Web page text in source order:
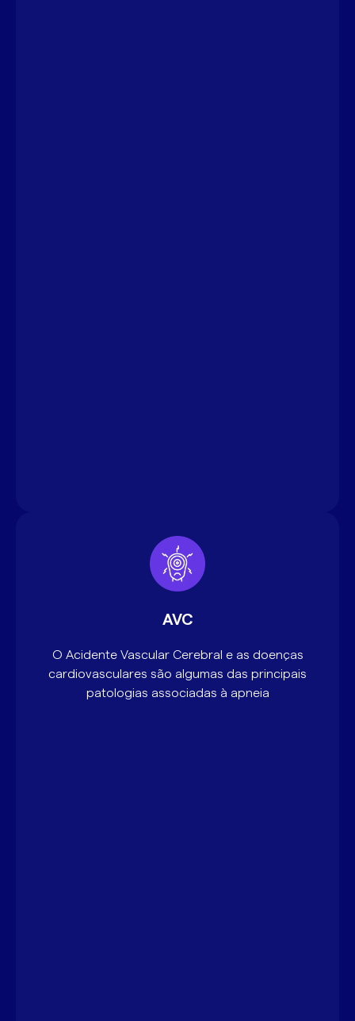
AVC
O Acidente Vascular Cerebral e as doenças
cardiovasculares são algumas das principais
patologias associadas à apneia